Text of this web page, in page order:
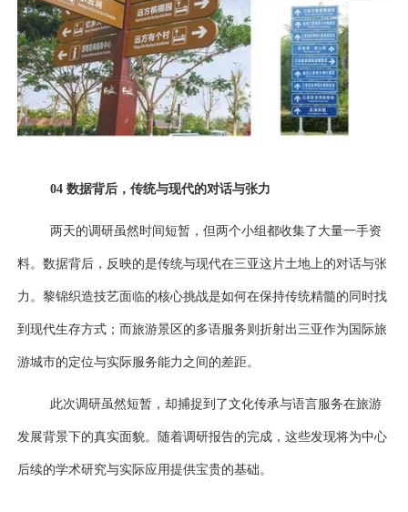
04数据背后，传统与现代的对话与张力
两天的调研虽然时间短暂，但两个小组都收集了大量一手资
料。数据背后，反映的是传统与现代在三亚这片土地上的对话与张
力。黎锦织造技艺面临的核心挑战是如何在保持传统精髓的同时找
到现代生存方式；而旅游景区的多语服务则折射出三亚作为国际旅
游城市的定位与实际服务能力之间的差距。
此次调研虽然短暂，却捕捉到了文化传承与语言服务在旅游
发展背景下的真实面貌。随着调研报告的完成，这些发现将为中心
后续的学术研究与实际应用提供宝贵的基础。